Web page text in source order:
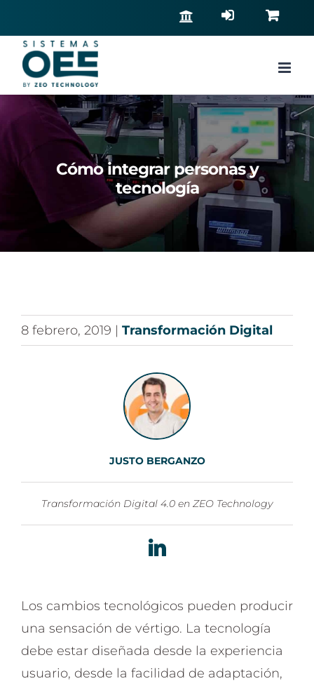
al
contenido
Cómo integrar personas y
tecnología
8 febrero, 2019 | Transformación Digital
JUSTO BERGANZO
Transformación Digital 4.0 en ZEO Technology
LinkedIn
Los cambios tecnológicos pueden producir
una sensación de vértigo. La tecnología
debe estar diseñada desde la experiencia
usuario, desde la facilidad de adaptación,